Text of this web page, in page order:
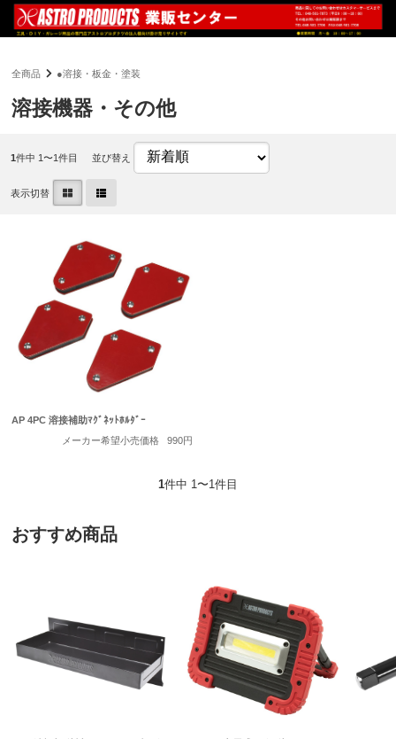
全商品 ●溶接・板金・塗装
溶接機器・その他
1件中 1〜1件目 並び替え
表示切替
AP 4PC 溶接補助ﾏｸﾞﾈｯﾄﾎﾙﾀﾞｰ
メーカー希望小売価格
990円
1件中 1〜1件目
おすすめ商品